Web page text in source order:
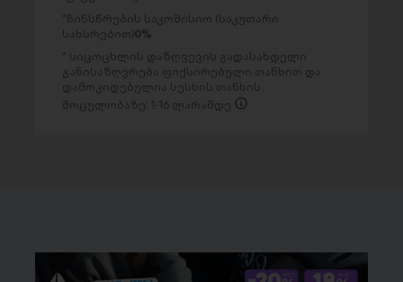
წინსწრების საკომისიო (საკუთარი
სახსრებით)0%
სიცოცხლის დაზღვევის გადასახდელი
განისაზღვრება ფიქსირებული თანხით და
დამოკიდებულია სესხის თანხის
მოცულობაზე: 1-16 ლარამდე